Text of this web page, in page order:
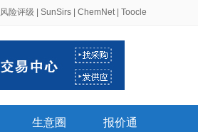
风险评级 SunSirs ChemNet| Toocle
生意圈 报价通